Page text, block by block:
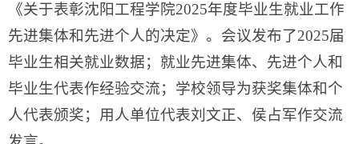
《关于表彰沈阳工程学院2025年度毕业生就业工作
先进集体和先进个人的决定》。会议发布了2025届
毕业生相关就业数据；就业先进集体、先进个人和
毕业生代表作经验交流；学校领导为获奖集体和个
人代表颁奖；用人单位代表刘文正、侯占军作交流